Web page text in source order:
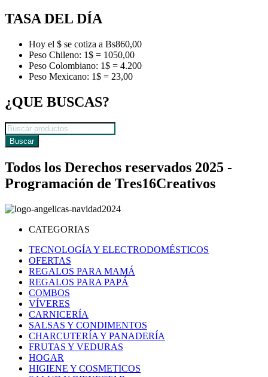
TASA DEL DÍA
Hoy el $ se cotiza a Bs860,00
Peso Chileno: 1$ = 1050,00
Peso Colombiano: 1$ = 4.200
Peso Mexicano: 1$ = 23,00
¿QUE BUSCAS?
Búsqueda
de
productos
Buscar
Todos los Derechos reservados 2025 -
Programación de Tres16Creativos
CATEGORIAS
TECNOLOGÍA Y ELECTRODOMÉSTICOS
OFERTAS
REGALOS PARA MAMÁ
REGALOS PARA PAPÁ
COMBOS
VÍVERES
CARNICERÍA
SALSAS Y CONDIMENTOS
CHARCUTERÍA Y PANADERÍA
FRUTAS Y VEDURAS
HOGAR
HIGIENE Y COSMETICOS